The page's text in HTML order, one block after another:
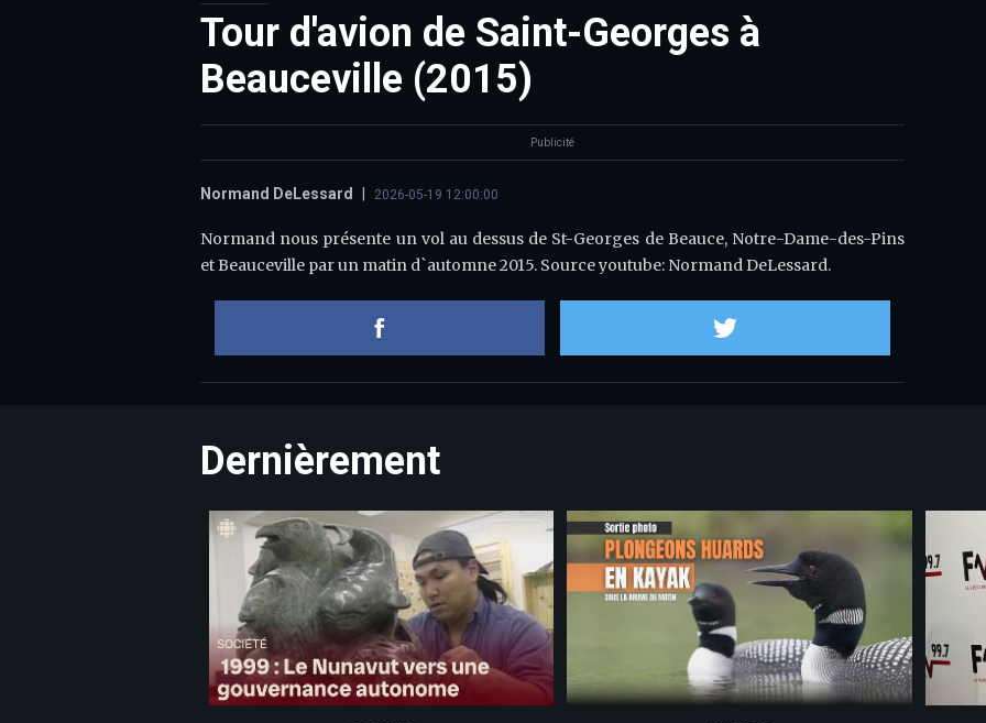
Tour d'avion de Saint-Georges à
Beauceville (2015)
Publicité
Normand DeLessard 2026-05-19 12:00:00
Normand nous présente un vol au dessus de St-Georges de Beauce, Notre-Dame-des-Pins
et Beauceville par un matin d`automne 2015. Source youtube: Normand DeLessard.
Dernièrement